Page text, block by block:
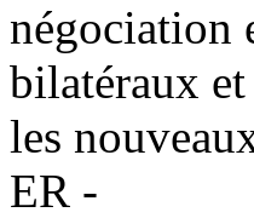
négociation
bilatéraux et
les
ER -